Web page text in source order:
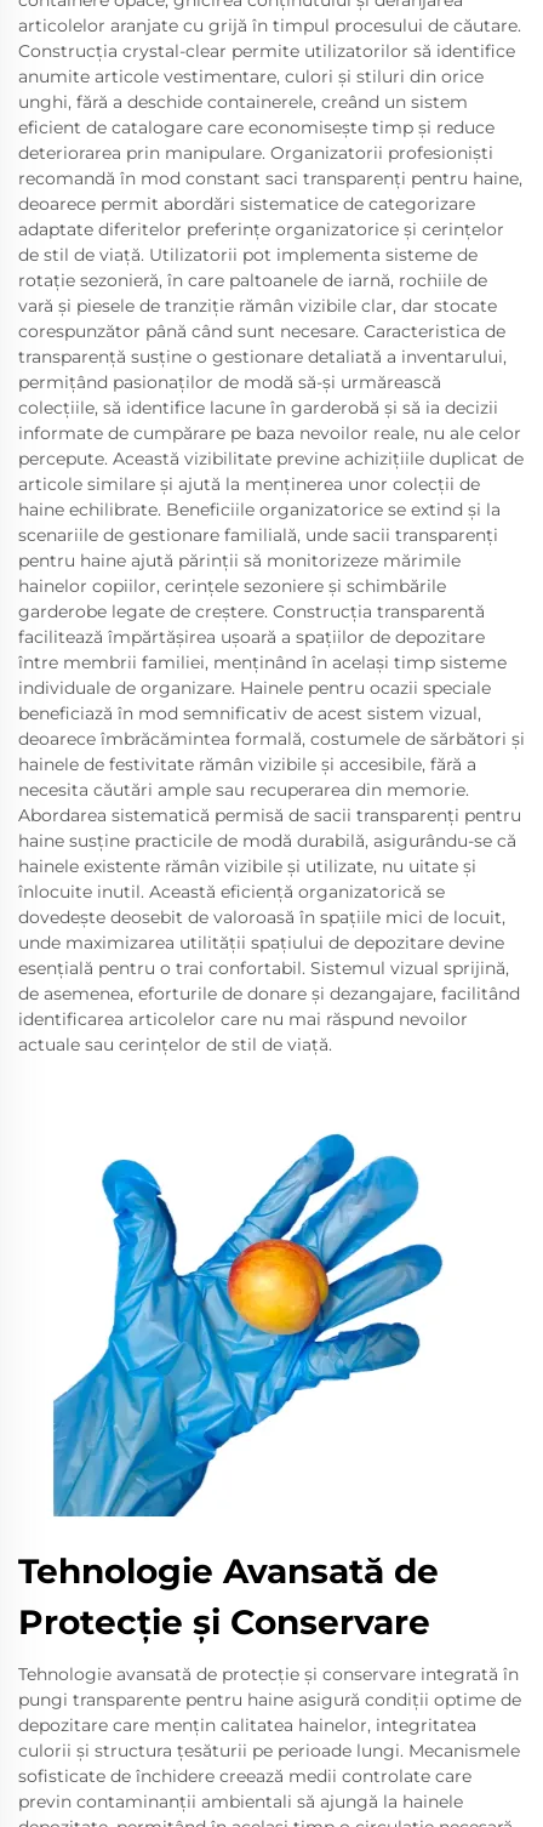
articolelor aranjate cu grijă în timpul procesului de căutare.
Construcția crystal-clear permite utilizatorilor să identifice
anumite articole vestimentare, culori și stiluri din orice
unghi, fără a deschide containerele, creând un sistem
eficient de catalogare care economisește timp și reduce
deteriorarea prin manipulare. Organizatorii profesioniști
recomandă în mod constant saci transparenți pentru haine,
deoarece permit abordări sistematice de categorizare
adaptate diferitelor preferințe organizatorice și cerințelor
de stil de viață. Utilizatorii pot implementa sisteme de
rotație sezonieră, în care paltoanele de iarnă, rochiile de
vară și piesele de tranziție rămân vizibile clar, dar stocate
corespunzător până când sunt necesare. Caracteristica de
transparență susține o gestionare detaliată a inventarului,
permițând pasionaților de modă să-și urmărească
colecțiile, să identifice lacune în garderobă și să ia decizii
informate de cumpărare pe baza nevoilor reale, nu ale celor
percepute. Această vizibilitate previne achizițiile duplicat de
articole similare și ajută la menținerea unor colecții de
haine echilibrate. Beneficiile organizatorice se extind și la
scenariile de gestionare familială, unde sacii transparenți
pentru haine ajută părinții să monitorizeze mărimile
hainelor copiilor, cerințele sezoniere și schimbările
garderobe legate de creștere. Construcția transparentă
facilitează împărtășirea ușoară a spațiilor de depozitare
între membrii familiei, menținând în același timp sisteme
individuale de organizare. Hainele pentru ocazii speciale
beneficiază în mod semnificativ de acest sistem vizual,
deoarece îmbrăcămintea formală, costumele de sărbători și
hainele de festivitate rămân vizibile și accesibile, fără a
necesita căutări ample sau recuperarea din memorie.
Abordarea sistematică permisă de sacii transparenți pentru
haine susține practicile de modă durabilă, asigurându-se că
hainele existente rămân vizibile și utilizate, nu uitate și
înlocuite inutil. Această eficiență organizatorică se
dovedește deosebit de valoroasă în spațiile mici de locuit,
unde maximizarea utilității spațiului de depozitare devine
esențială pentru o trai confortabil. Sistemul vizual sprijină,
de asemenea, eforturile de donare și dezangajare, facilitând
identificarea articolelor care nu mai răspund nevoilor
actuale sau cerințelor de stil de viață.
Tehnologie Avansată de
Protecție și Conservare
Tehnologie avansată de protecție și conservare integrată în
pungi transparente pentru haine asigură condiții optime de
depozitare care mențin calitatea hainelor, integritatea
culorii și structura țesăturii pe perioade lungi. Mecanismele
sofisticate de închidere creează medii controlate care
previn contaminanții ambientali să ajungă la hainele